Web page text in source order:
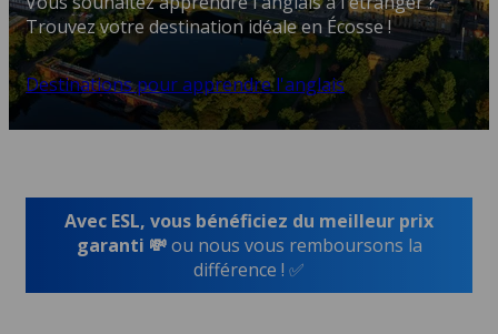
Trouvez votre destination idéale en Écosse !
Destinations pour apprendre l'anglais
Avec ESL, vous bénéficiez du meilleur prix
garanti 💸ou nous vous remboursons la
différence ! ✅